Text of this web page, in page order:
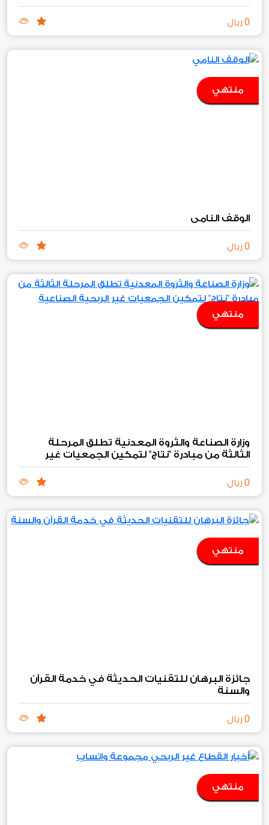
0 ريال
منتهي
الوقف النامي
0 ريال
منتهي
وزارة الصناعة والثروة المعدنية تطلق المرحلة
الثالثة من مبادرة "نتاج" لتمكين الجمعيات غير
الربحية الصناعية والتعدينية
0 ريال
منتهي
جائزة البرهان للتقنيات الحديثة في خدمة القرآن
والسنة
0 ريال
منتهي